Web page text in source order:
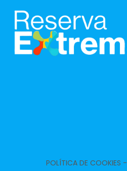
POLÍTICA DE COOKIES -